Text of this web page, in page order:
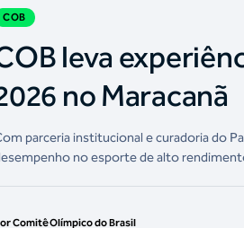
COB
leva
no Maracanã
parceria institucional e curadoria do
no esporte de alto
Comitê Olímpico do Brasil